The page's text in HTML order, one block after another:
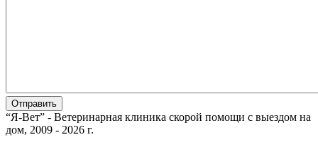
“Я-Вет” - Ветеринарная клиника скорой помощи с выездом на
дом, 2009 - 2026 г.